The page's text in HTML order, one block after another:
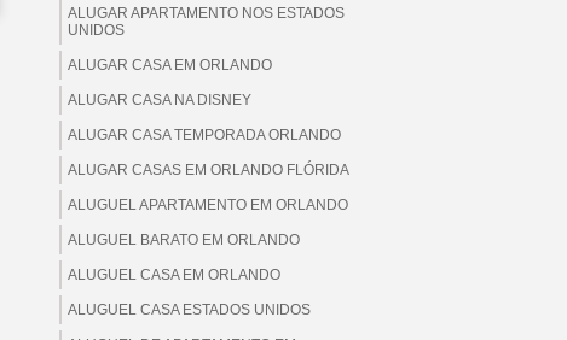
ALUGAR APARTAMENTO NOS ESTADOS
UNIDOS
ALUGAR CASA EM ORLANDO
ALUGAR CASA NA DISNEY
ALUGAR CASA TEMPORADA ORLANDO
ALUGAR CASAS EM ORLANDO FLÓRIDA
ALUGUEL APARTAMENTO EM ORLANDO
ALUGUEL BARATO EM ORLANDO
ALUGUEL CASA EM ORLANDO
ALUGUEL CASA ESTADOS UNIDOS